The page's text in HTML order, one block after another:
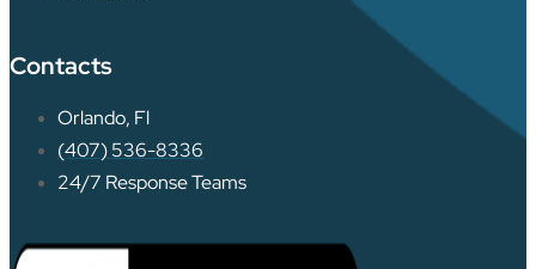
Contacts
Orlando, Fl
(407) 536-8336
24/7 Response Teams